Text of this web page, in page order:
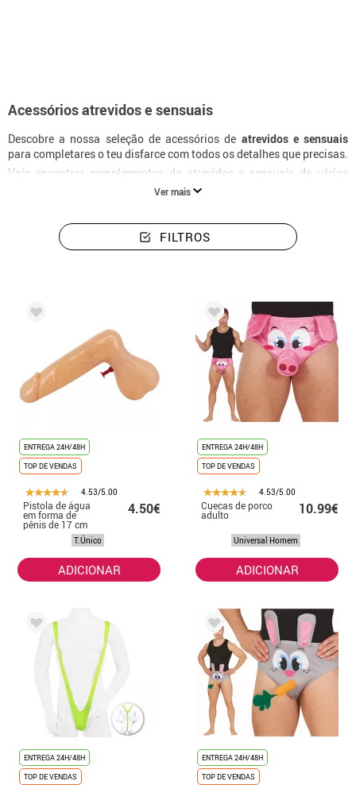
Acessórios atrevidos e sensuais
Descobre a nossa seleção de acessórios de atrevidos e sensuais
para completares o teu disfarce com todos os detalhes que precisas.
Vais encontrar complementos de atrevidos e sensuais de vários
estilos e tamanhos, ideais para festas temáticas, Carnaval ou
ao último detalhe.
Ver mais
FILTROS
ENTREGA 24H/48H
TOP DE VENDAS
4.53/5.00
Pistola de água
em forma de
pênis de 17 cm
4.50€
T.Único
ADICIONAR
ENTREGA 24H/48H
TOP DE VENDAS
4.53/5.00
Cuecas de porco
adulto 10.99€
Universal Homem
ADICIONAR
ENTREGA 24H/48H
TOP DE VENDAS
ENTREGA 24H/48H
TOP DE VENDAS